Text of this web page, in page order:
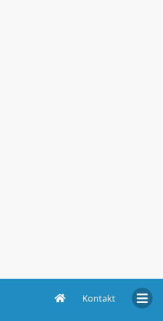
Kontakt